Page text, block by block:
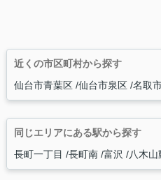
近くの市区町村から探す
仙台市青葉区 仙台市泉区 名取
同じエリアにある駅から探す
長町一丁目
長町南 富沢 八木山